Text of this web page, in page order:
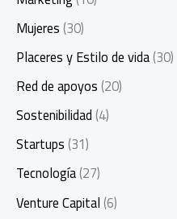
Mujeres(30)
Placeres y Estilo de vida(30)
Red de apoyos(20)
Sostenibilidad(4)
Startups(31)
Tecnología(27)
Venture Capital(6)